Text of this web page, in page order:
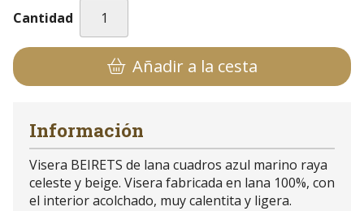
Cantidad
Añadir a la cesta
Información
Visera BEIRETS de lana cuadros azul marino raya
celeste y beige. Visera fabricada en lana 100%, con
el interior acolchado, muy calentita y ligera.